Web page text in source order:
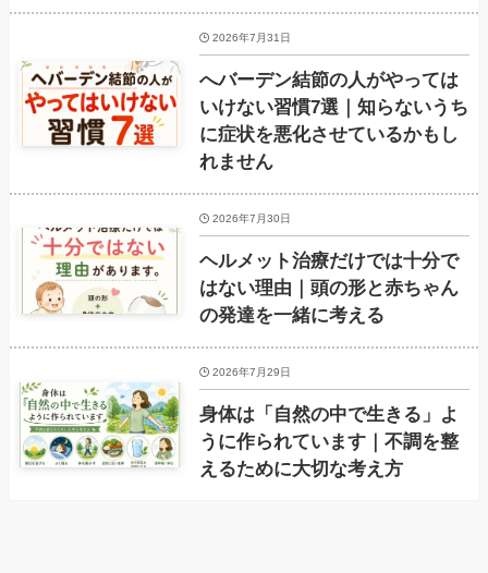
へバーデン結節の人がやっては
いけない習慣7選｜知らないうち
に症状を悪化させているかもし
れません
2026年7月31日
ヘルメット治療だけでは十分で
はない理由｜頭の形と赤ちゃん
の発達を一緒に考える
2026年7月30日
身体は「自然の中で生きる」よ
うに作られています｜不調を整
えるために大切な考え方
2026年7月29日